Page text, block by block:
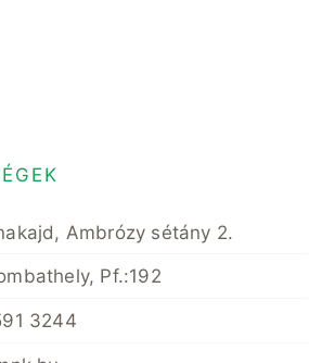
Ambrózy sétány 2.
Pf.:192
3244